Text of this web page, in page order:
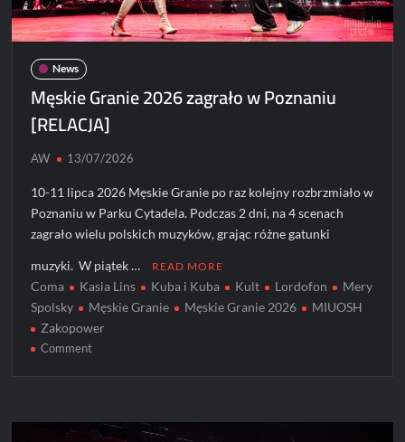
News
Męskie Granie 2026 zagrało w Poznaniu
[RELACJA]
AW 13/07/2026
10-11 lipca 2026 Męskie Granie po raz kolejny rozbrzmiało w
Poznaniu w Parku Cytadela. Podczas 2 dni, na 4 scenach
zagrało wielu polskich muzyków, grając różne gatunki
muzyki. W piątek … READ MORE
Coma Kasia Lins Kuba i Kuba Kult Lordofon
Mery
Spolsky
Męskie Granie Męskie Granie 2026
MIUOSH
Zakopower
Commenton
zagrało